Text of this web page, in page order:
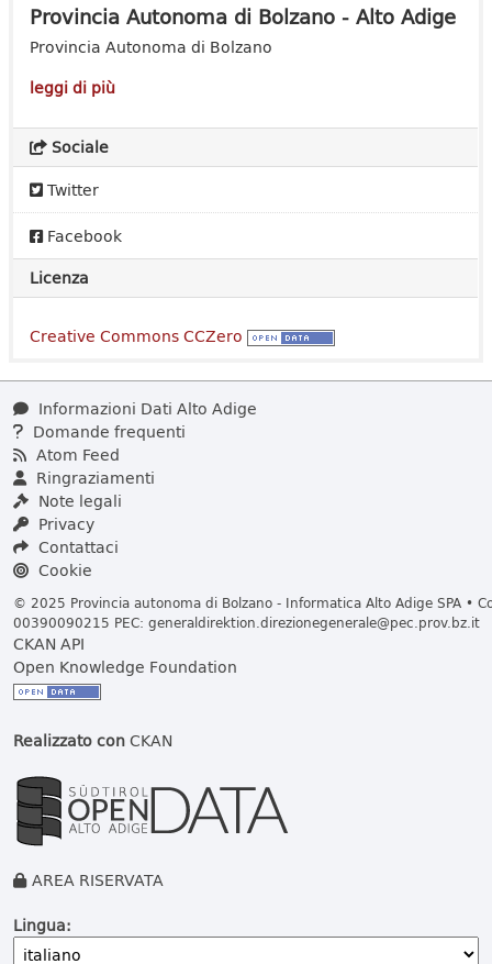
Provincia Autonoma di Bolzano - Alto Adige
Provincia Autonoma di Bolzano
leggi di più
Sociale
Twitter
Facebook
Licenza
Creative Commons CCZero
Informazioni Dati Alto Adige
Domande frequenti
Atom Feed
Ringraziamenti
Note legali
Privacy
Contattaci
Cookie
© 2025 Provincia autonoma di Bolzano - Informatica Alto Adige SPA •
00390090215 PEC: generaldirektion.direzionegenerale@pec.prov.bz.it
CKAN API
Open Knowledge Foundation
Realizzato conCKAN
AREA RISERVATA
Lingua